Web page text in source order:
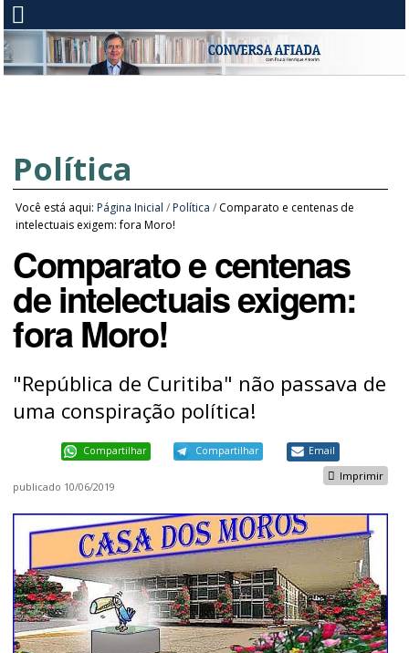
Política
Você está aqui: Página Inicial / Política / Comparato e centenas de
intelectuais exigem: fora Moro!
Comparato e centenas
de intelectuais exigem:
fora Moro!
"República de Curitiba" não passava de
uma conspiração política!
Compartilhar Compartilhar Email
Imprimir
publicado 10/06/2019